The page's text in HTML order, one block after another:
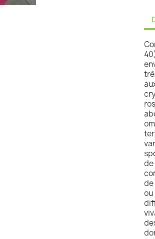
de
de
ou